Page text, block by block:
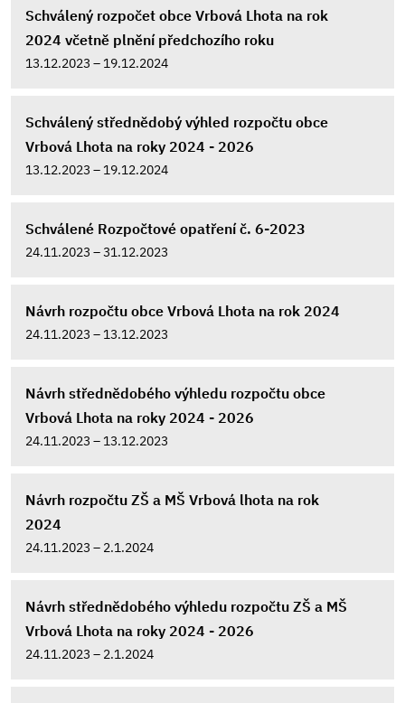
Schválený rozpočet obce Vrbová Lhota na rok
2024 včetně plnění předchozího roku
13.12.2023 – 19.12.2024
Schválený střednědobý výhled rozpočtu obce
Vrbová Lhota na roky 2024 - 2026
13.12.2023 – 19.12.2024
Schválené Rozpočtové opatření č. 6-2023
24.11.2023 – 31.12.2023
Návrh rozpočtu obce Vrbová Lhota na rok 2024
24.11.2023 – 13.12.2023
Návrh střednědobého výhledu rozpočtu obce
Vrbová Lhota na roky 2024 - 2026
24.11.2023 – 13.12.2023
Návrh rozpočtu ZŠ a MŠ Vrbová lhota na rok
2024
24.11.2023 – 2.1.2024
Návrh střednědobého výhledu rozpočtu ZŠ a MŠ
Vrbová Lhota na roky 2024 - 2026
24.11.2023 – 2.1.2024